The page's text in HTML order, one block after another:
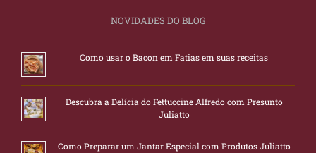
NOVIDADES DO BLOG
Como usar o Bacon em Fatias em suas receitas
Descubra a Delícia do Fettuccine Alfredo com Presunto
Juliatto
Como Preparar um Jantar Especial com Produtos Juliatto